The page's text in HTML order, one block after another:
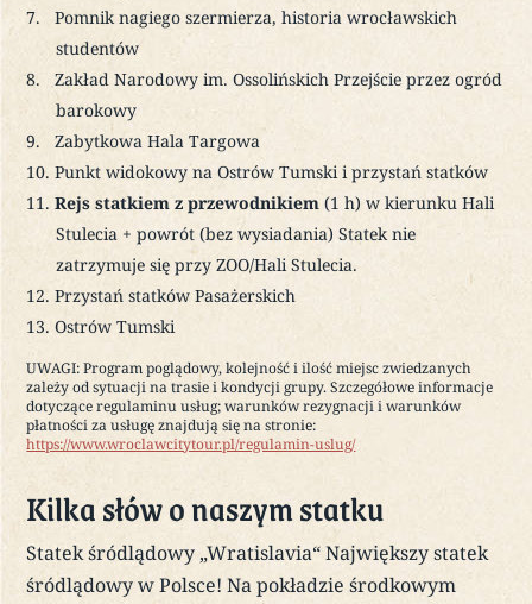
Pomnik nagiego szermierza, historia wrocławskich
studentów
Zakład Narodowy im. Ossolińskich Przejście przez ogród
barokowy
Zabytkowa Hala Targowa
Punkt widokowy na Ostrów Tumski i przystań statków
Rejs statkiem z przewodnikiem (1 h) w kierunku Hali
Stulecia + powrót (bez wysiadania) Statek nie
zatrzymuje się przy ZOO/Hali Stulecia.
Przystań statków Pasażerskich
Ostrów Tumski
UWAGI: Program poglądowy, kolejność i ilość miejsc zwiedzanych
zależy od sytuacji na trasie i kondycji grupy. Szczegółowe informacje
dotyczące regulaminu usług; warunków rezygnacji i warunków
płatności za usługę znajdują się na stronie:
https://www.wroclawcitytour.pl/regulamin-uslug/
Kilka słów o naszym statku
Statek śródlądowy „Wratislavia“ Największy statek
śródlądowy w Polsce! Na pokładzie środkowym